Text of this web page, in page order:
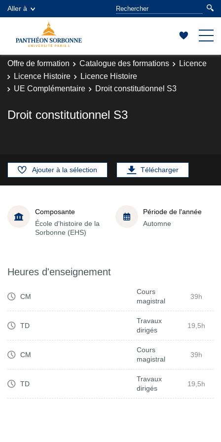
Aller à
Offre de formation Catalogue des formations
Licence
Licence Histoire
Licence Histoire
UE Complémentaire
Droit constitutionnel S3
Droit constitutionnel S3
Ajouter à la sélection Télécharger
Composante
École d'histoire de la
Sorbonne (EHS)
Période de l'année
Automne
Heures d'enseignement
CM
Cours
magistral
39h
TD
Travaux
dirigés
19,5h
CM
Cours
magistral
39h
TD
Travaux
dirigés
19,5h